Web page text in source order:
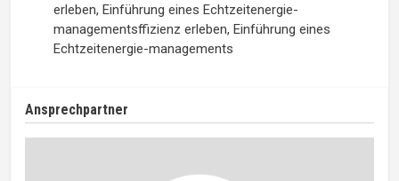
erleben, Einführung eines Echtzeitenergie-
managementsffizienz erleben, Einführung eines
Echtzeitenergie-managements
Ansprechpartner